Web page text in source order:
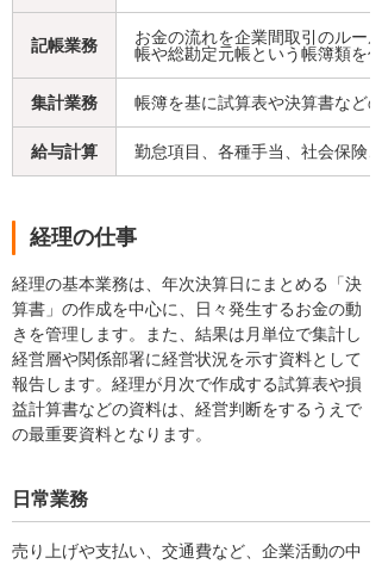
記帳業務
お金の流れを企業間取引のルー
帳や総勘定元帳という帳簿類を作
集計業務 帳簿を基に試算表や決算書など
給与計算 勤怠項目、各種手当、社会保険
経理の仕事
経理の基本業務は、年次決算日にまとめる「決
算書」の作成を中心に、日々発生するお金の動
きを管理します。また、結果は月単位で集計し
経営層や関係部署に経営状況を示す資料として
報告します。経理が月次で作成する試算表や損
益計算書などの資料は、経営判断をするうえで
の最重要資料となります。
日常業務
売り上げや支払い、交通費など、企業活動の中